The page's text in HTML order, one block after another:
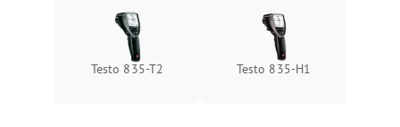
Testo 835-T2 Testo 835-H1